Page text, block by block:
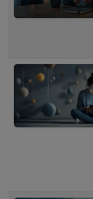
Abordaje
grupal), apoyo
psiquiátricas
Intervención
allegados,